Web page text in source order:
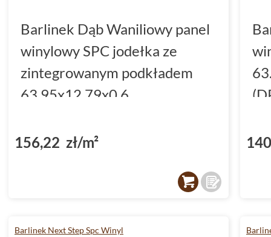
Barlinek Dąb Waniliowy panel
winylowy SPC jodełka ze
zintegrowanym podkładem
63.95x12.79x0.6
156,22 zł/m²
Barlinek Next Step Spc Winyl